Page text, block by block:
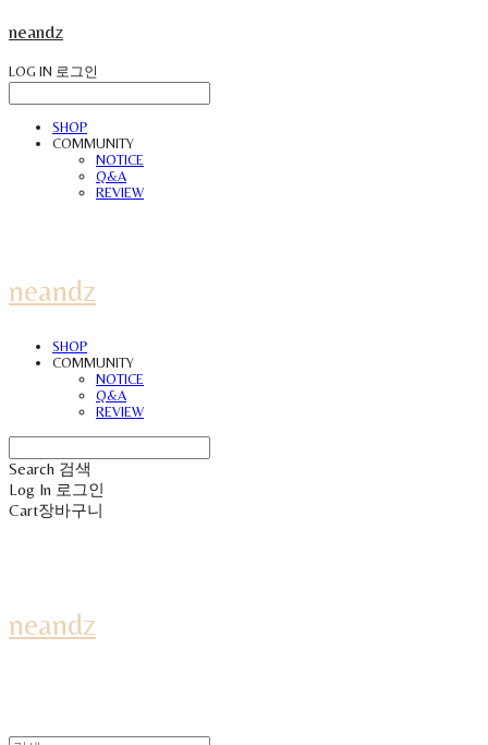
neandz
LOG IN 로그인
SHOP
COMMUNITY
NOTICE
Q&A
REVIEW
neandz
SHOP
COMMUNITY
NOTICE
Q&A
REVIEW
Search 검색
Log In 로그인
Cart장바구니
neandz